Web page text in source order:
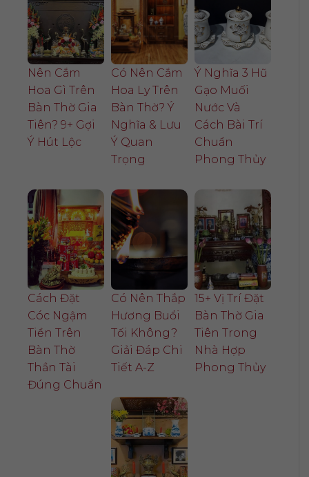
Nên Cắm
Hoa Gì Trên
Bàn Thờ Gia
Tiên? 9+ Gợi
Ý Hút Lộc
Có Nên Cắm
Hoa Ly Trên
Bàn Thờ? Ý
Nghĩa & Lưu
Ý Quan
Trọng
Ý Nghĩa 3 Hũ
Gạo Muối
Nước Và
Cách Bài Trí
Chuẩn
Phong Thủy
Cách Đặt
Cóc Ngậm
Tiền Trên
Bàn Thờ
Thần Tài
Đúng Chuẩn
Có Nên Thắp
Hương Buổi
Tối Không?
Giải Đáp Chi
Tiết A-Z
15+ Vị Trí Đặt
Bàn Thờ Gia
Tiên Trong
Nhà Hợp
Phong Thủy